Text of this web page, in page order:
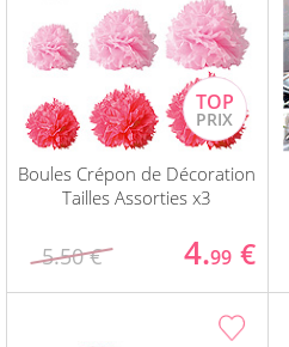
Boules Crépon de Décoration
Tailles Assorties x3
5.50 € 4.99 €